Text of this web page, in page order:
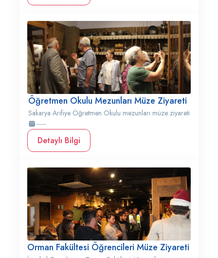
Öğretmen Okulu Mezunları Müze Ziyareti
Sakarya Arifiye Öğretmen Okulu mezunları müze ziyareti
-----
Detaylı Bilgi
Orman Fakültesi Öğrencileri Müze Ziyareti